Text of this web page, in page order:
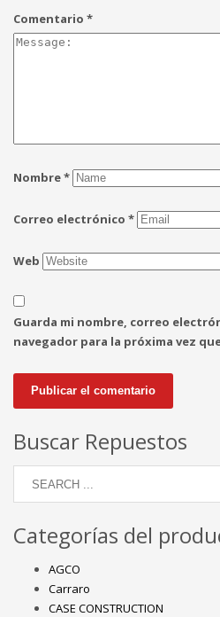
Comentario *
Nombre*
Correo electrónico *
Web
Guarda mi nombre, correo
navegador para la próxima vez
Buscar Repuestos
Categorías del
AGCO
Carraro
CASE CONSTRUCTION